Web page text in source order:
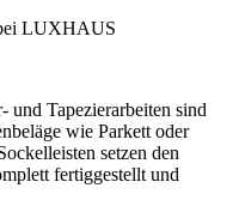
Tapezierarbeiten sind
wie Parkett oder
setzen den
fertiggestellt und